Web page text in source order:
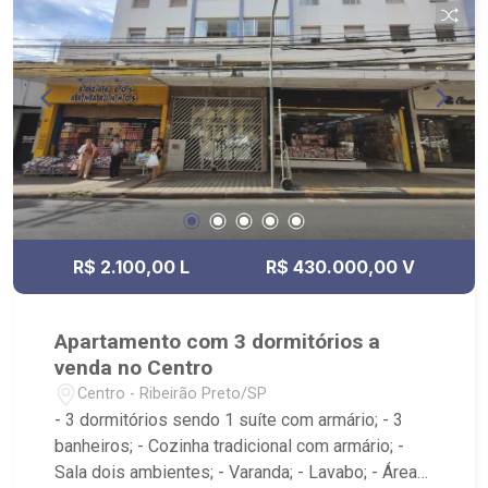
R$ 2.100,00 L R$ 430.000,00 V
Apartamento com 3 dormitórios a
venda no Centro
Centro - Ribeirão Preto/SP
- 3 dormitórios sendo 1 suíte com armário; - 3
banheiros; - Cozinha tradicional com armário; -
Sala dois ambientes; - Varanda; - Lavabo; - Área